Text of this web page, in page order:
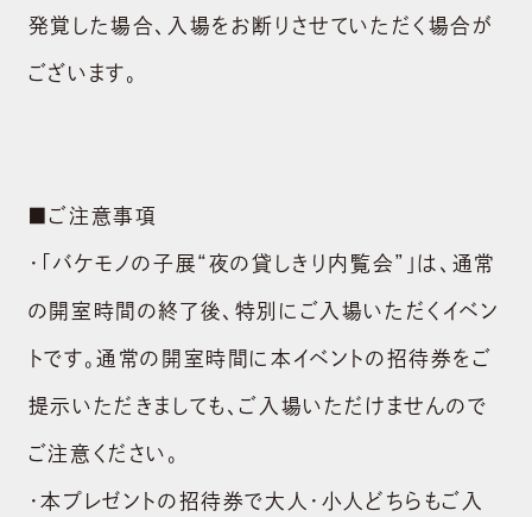
SUSTAINABILITY
サステナビリティ
RECRUIT
採用情報
発覚した場合、入場をお断りさせていただく場合が
ございます。
■ご注意事項
・「バケモノの子展“夜の貸しきり内覧会”」は、通常
の開室時間の終了後、特別にご入場いただくイベン
トです。通常の開室時間に本イベントの招待券をご
提示いただきましても、ご入場いただけませんので
ご注意ください。
・本プレゼントの招待券で大人・小人どちらもご入